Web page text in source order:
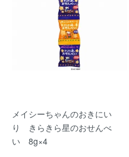
メイシーちゃんのおきにい
り きらきら星のおせんべ
い 8g×4